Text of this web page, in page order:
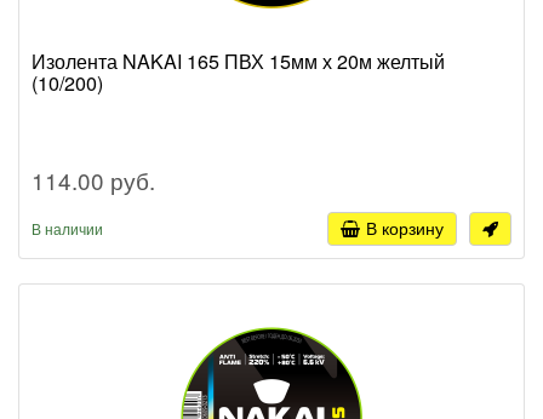
Изолента NAKAI 165 ПВХ 15мм х 20м желтый
(10/200)
114.00 руб.
В наличии В корзину